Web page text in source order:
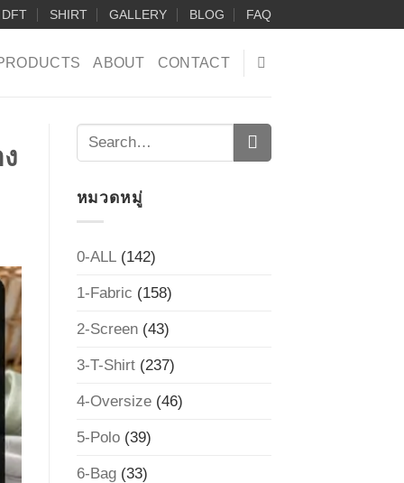
DFT SHIRT GALLERY BLOG FAQ
ABOUT CONTACT
หมวดหมู่
0-ALL(142)
1-Fabric (158)
2-Screen(43)
3-T-Shirt(237)
4-Oversize(46)
5-Polo(39)
6-Bag(33)